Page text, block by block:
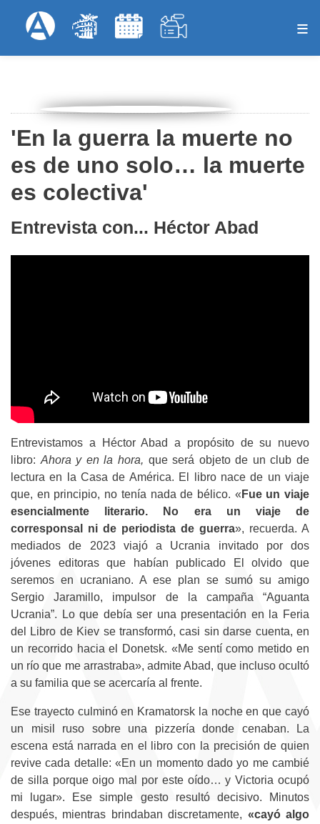
al
Menú Superior
'En la guerra la muerte no
es de uno solo… la muerte
es colectiva'
Entrevista con... Héctor Abad
Entrevistamos a Héctor Abad a propósito de su nuevo
libro: Ahora y en la hora, que será objeto de un club de
lectura en la Casa de América. El libro nace de un viaje
que, en principio, no tenía nada de bélico. « Fue un viaje
esencialmente literario. No era un viaje de
corresponsal ni de periodista de guerra», recuerda. A
mediados de 2023 viajó a Ucrania invitado por dos
jóvenes editoras que habían publicado El olvido que
seremos en ucraniano. A ese plan se sumó su amigo
Sergio Jaramillo, impulsor de la campaña “Aguanta
Ucrania”. Lo que debía ser una presentación en la Feria
del Libro de Kiev se transformó, casi sin darse cuenta, en
un recorrido hacia el Donetsk. «Me sentí como metido en
un río que me arrastraba», admite Abad, que incluso ocultó
a su familia que se acercaría al frente.
Ese trayecto culminó en Kramatorsk la noche en que cayó
un misil ruso sobre una pizzería donde cenaban. La
escena está narrada en el libro con la precisión de quien
revive cada detalle: «En un momento dado yo me cambié
de silla porque oigo mal por este oído… y Victoria ocupó
mi lugar». Ese simple gesto resultó decisivo. Minutos
después, mientras brindaban discretamente, «cayó algo